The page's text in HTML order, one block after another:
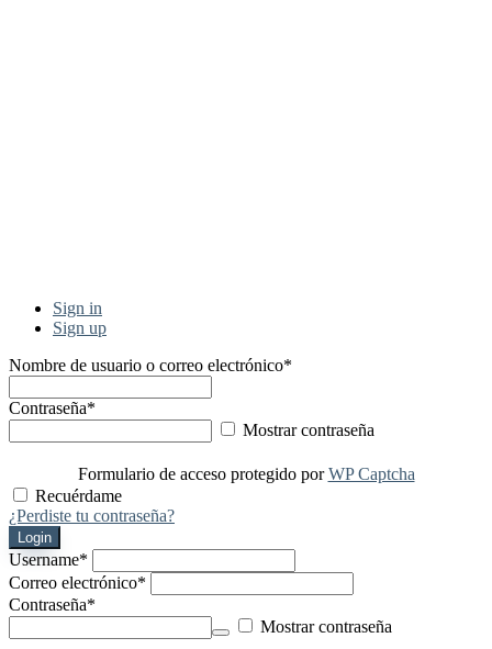
Sign in
Sign up
Nombre de usuario o correo electrónico*
Contraseña*
Mostrar contraseña
Formulario de acceso protegido porWP Captcha
Recuérdame
¿Perdiste tu contraseña?
Login
Username*
Correo electrónico*
Contraseña*
Mostrar contraseña